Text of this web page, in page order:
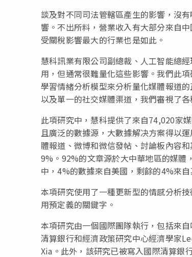
談及對不同司法管轄區產生的影響，沒
響。不出所料，營業收入有大部分來自
受關稅影響最大的行業也是如此。
慧科訊業有限公司副總裁、人工智能總經
用，但通常很難量化這些影響。我們此
學習情緒分析模型來分析量化媒體報道
以及單一的社交媒體渠道，我們審視了
此項研究中，慧科提供了來自74,020家
且廣泛的數據源，大數據解决方案得以
體報道、微博和微信發帖、討論板內容
9%。92%的文章源於大中華地區的媒
中，4%的數據來自美國，剩餘的4%來
本項研究使用了一種更新型的情感分析
用預定義的關鍵字。
本項研究由一個國際團隊執行，包括來
清算銀行和經濟政策研究中心經濟學家
Xia。此外，該研究已被寫入國際清算銀